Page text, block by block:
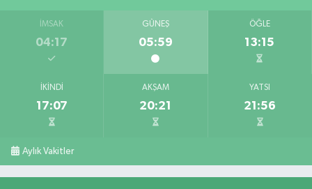
İMSAK
04:17
GÜNEŞ
05:59
ÖĞLE
13:15
İKINDI
17:07
AKŞAM
20:21
YATSI
21:56
Aylık Vakitler